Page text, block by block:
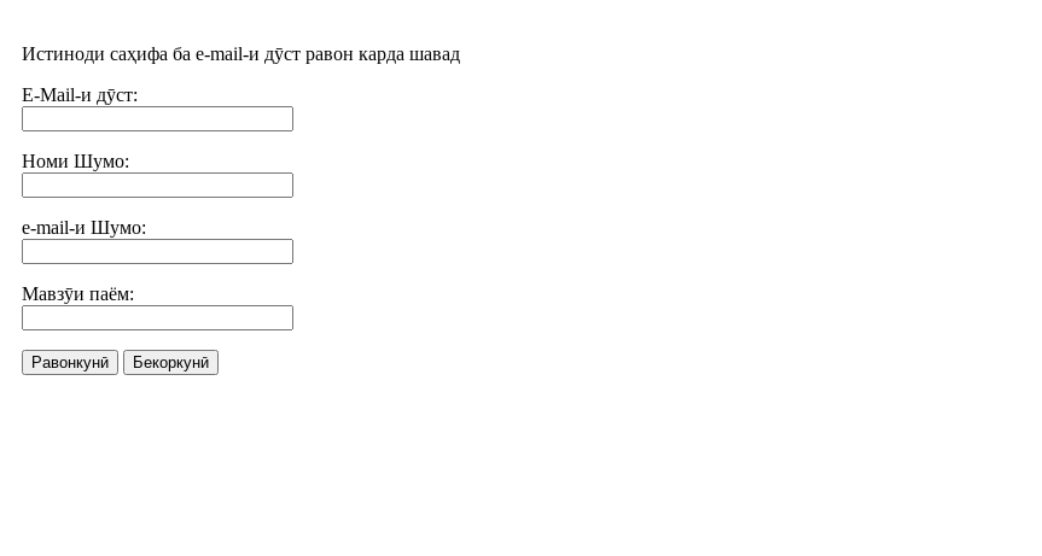
Истиноди саҳифа ба e-mail-и дӯст равон карда шавад
E-Mail-и дӯст:
Номи Шумо:
e-mail-и Шумо:
Мавзӯи паём:
Равонкунӣ Бекоркунӣ